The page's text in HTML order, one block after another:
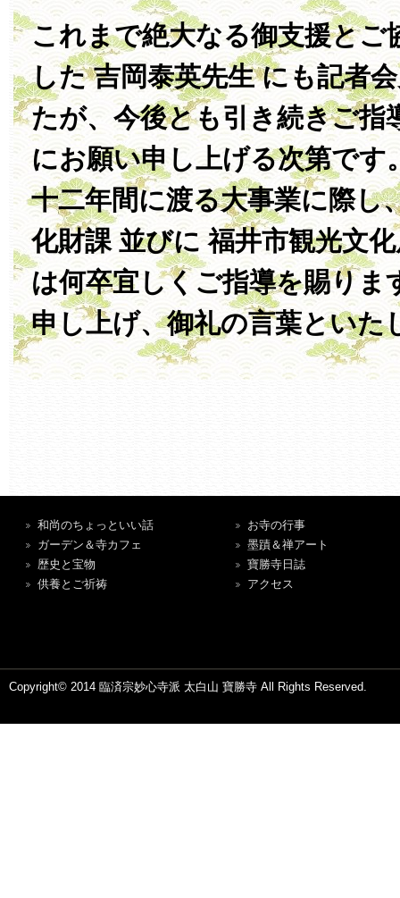
これまで絶大なる御支援とご
した 吉岡泰英先生 にも記者
たが、今後とも引き続きご指
にお願い申し上げる次第です
十二年間に渡る大事業に際し
化財課 並びに 福井市観光文
は何卒宜しくご指導を賜りま
申し上げ、御礼の言葉といた
和尚のちょっといい話
ガーデン＆寺カフェ
歴史と宝物
供養とご祈祷
お寺の行事
墨蹟＆禅アート
寶勝寺日誌
アクセス
Copyright© 2014 臨済宗妙心寺派 太白山 寶勝寺 All Rights Reserved.